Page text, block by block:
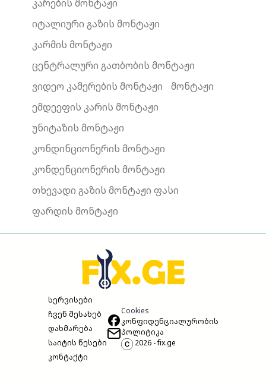
კარების მონტაჟი
იტალიური გაზის მონტაჟი
კარმის მონტაჟი
ცენტრალური გათბობის მონტაჟი
ვიდეო კამერების მონტაჟი
მონტაჟი
ემდეეფის კარის მონტაჟი
უნიტაზის მონტაჟი
კონდინციონერის მონტაჟი
კონდენციონერის მონტაჟი
თხევადი გაზის მონტაჟი ფასი
ფარდის მონტაჟი
სერვისები
ჩვენ შესახებ
დახმარება
საიტის წესები
კონტაქტი
Cookies
კონფიდენციალურობის
პოლიტიკა
2026 - fix.ge